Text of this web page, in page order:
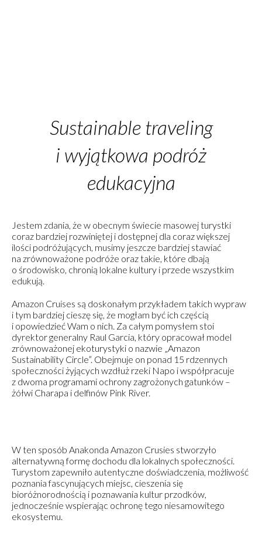
Sustainable traveling
i wyjątkowa podróż
edukacyjna
Jestem zdania, że w obecnym świecie masowej turystki
coraz bardziej rozwiniętej i dostępnej dla coraz większej
ilości podróżujących, musimy jeszcze bardziej stawiać
na zrównoważone podróże oraz takie, które dbają
o środowisko, chronią lokalne kultury i przede wszystkim
edukują.
Amazon Cruises są doskonałym przykładem takich wypraw
i tym bardziej cieszę się, że mogłam być ich częścią
i opowiedzieć Wam o nich. Za całym pomysłem stoi
dyrektor generalny Raul Garcia, który opracował model
zrównoważonej ekoturystyki o nazwie „Amazon
Sustainability Circle”. Obejmuje on ponad 15 rdzennych
społeczności żyjących wzdłuż rzeki Napo i współpracuje
z dwoma programami ochrony zagrożonych gatunków –
żółwi Charapa i delfinów Pink River.
W ten sposób Anakonda Amazon Crusies stworzyło
alternatywną formę dochodu dla lokalnych społeczności.
Turystom zapewniło autentyczne doświadczenia, możliwość
poznania fascynujących miejsc, cieszenia się
bioróżnorodnością i poznawania kultur przodków,
jednocześnie wspierając ochronę tego niesamowitego
ekosystemu.